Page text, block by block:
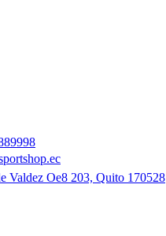
Valdez Oe8 203, Quito 170528